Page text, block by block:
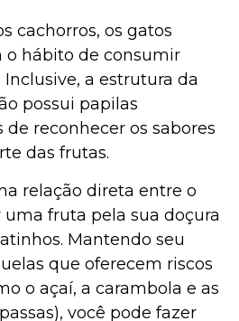
cachorros, os gatos
o hábito de consumir
a estrutura da
possui papilas
reconhecer os sabores
das frutas.
relação direta entre o
uma fruta pela sua doçura
Mantendo seu
que oferecem riscos
o açaí, a carambola e as
você pode fazer